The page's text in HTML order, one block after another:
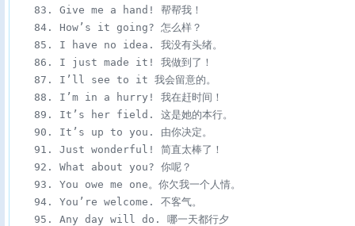
83. Give me a hand! 帮帮我！
84. How’s it going? 怎么样？
85. I have no idea. 我没有头绪。
86. I just made it! 我做到了！
87. I’ll see to it 我会留意的。
88. I’m in a hurry! 我在赶时间！
89. It’s her field. 这是她的本行。
90. It’s up to you. 由你决定。
91. Just wonderful! 简直太棒了！
92. What about you? 你呢？
93. You owe me one。你欠我一个人情。
94. You’re welcome. 不客气。
95. Any day will do. 哪一天都行夕